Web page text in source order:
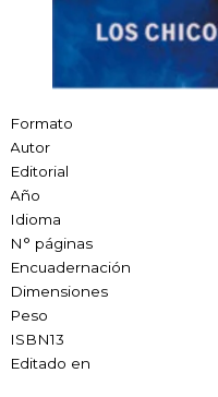
Formato
Autor
Editorial
Año
Idioma
N° páginas
Encuadernación
Dimensiones
Peso
ISBN13
Editado en